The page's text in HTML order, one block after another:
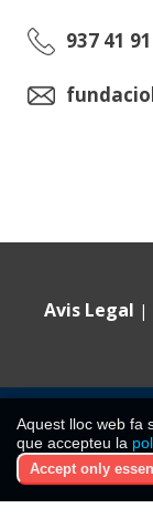
937 41
Avis Legal |
2024
CIF:
Aquest lloc web fa
que accepteu la
Accept only